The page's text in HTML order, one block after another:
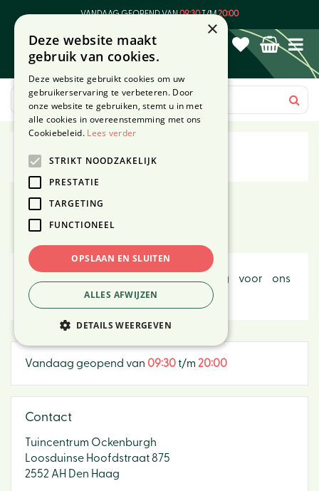
VANDAAG GEOPEND VAN09:30T/M20:00
TS
Toon filters
Bezoek onze winkel in Den Haag voor ons
uitgebreide aanbod
Vandaag geopend van 09:30t/m 20:00
Contact
Tuincentrum Ockenburgh
Loosduinse Hoofdstraat 875
2552 AH Den Haag
×
Deze website maakt
gebruik van cookies.
Deze website gebruikt cookies om uw
gebruikerservaring te verbeteren. Door
onze website te gebruiken, stemt u in met
alle cookies in overeenstemming met ons
Cookiebeleid. Lees verder
STRIKT NOODZAKELIJK
PRESTATIE
TARGETING
FUNCTIONEEL
OPSLAAN EN SLUITEN
ALLES AFWIJZEN
DETAILS WEERGEVEN